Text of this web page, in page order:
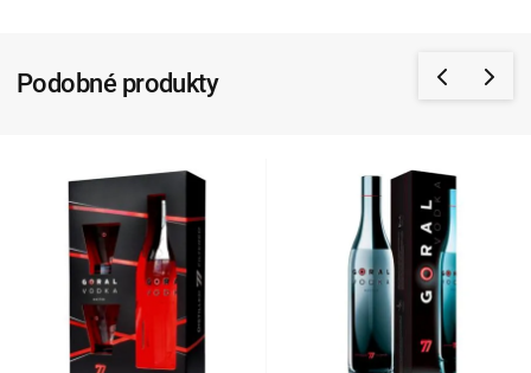
Podobné produkty